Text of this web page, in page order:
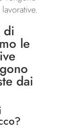
di
le
dai